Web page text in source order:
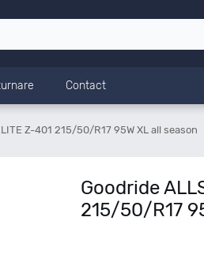
Contact
Z-401 215/50/R17 95W XL all season
Goodride
215/50/R17